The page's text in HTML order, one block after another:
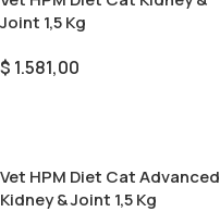
Joint 1,5 Kg
$ 1.581,00
Vet HPM Diet Cat Advanced
Kidney & Joint 1,5 Kg